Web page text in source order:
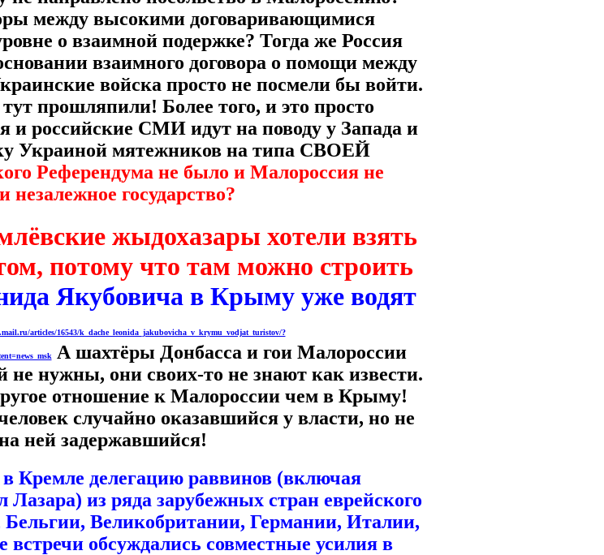
между высокими договаривающимися
о взаимной подержке? Тогда же Россия
взаимного договора о помощи между
войска просто не посмели бы войти.
прошляпили! Более того, и это просто
и российские СМИ идут на поводу у Запада и
Украиной мятежников на типа СВОЕЙ
Референдума не было и Малороссия не
незалежное государство?
жыдохазары хотели взять
потому что там можно строить
Якубовича в Крыму уже водят
articles/16543/k_dache_leonida_jakubovicha_v_krymu_vodjat_turistov/?
А шахтёры Донбасса и гои Малороссии
нужны, они своих-то не знают как извести.
отношение к Малороссии чем в Крыму!
случайно оказавшийся у власти, но не
ней задержавшийся!
Кремле делегацию раввинов (включая
из ряда зарубежных стран еврейского
Великобритании, Германии, Италии,
обсуждались совместные усилия в